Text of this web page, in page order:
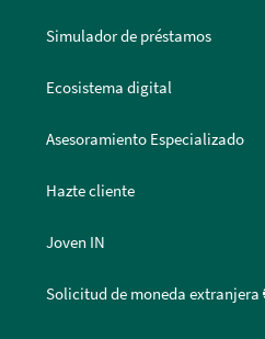
Simulador de préstamos
Ecosistema digital
Asesoramiento Especializado
Hazte cliente
Joven IN
Solicitud de moneda extranjera